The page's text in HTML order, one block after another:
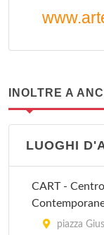
INOLTRE A
LUOGHI
CART -
piazza